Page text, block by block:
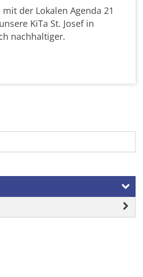
der Lokalen Agenda 21
KiTa St. Josef in
nachhaltiger.